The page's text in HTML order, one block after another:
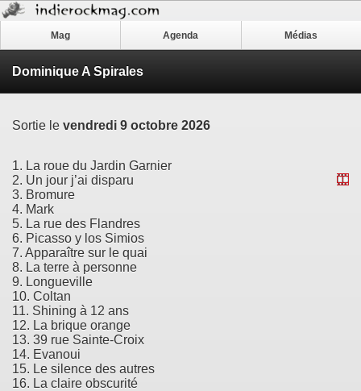
Mag Agenda Médias
Dominique A Spirales
Sortie le vendredi 9 octobre 2026
1. La roue du Jardin Garnier
2. Un jour j’ai disparu
3. Bromure
4. Mark
5. La rue des Flandres
6. Picasso y los Simios
7. Apparaître sur le quai
8. La terre à personne
9. Longueville
10. Coltan
11. Shining à 12 ans
12. La brique orange
13. 39 rue Sainte-Croix
14. Evanoui
15. Le silence des autres
16. La claire obscurité